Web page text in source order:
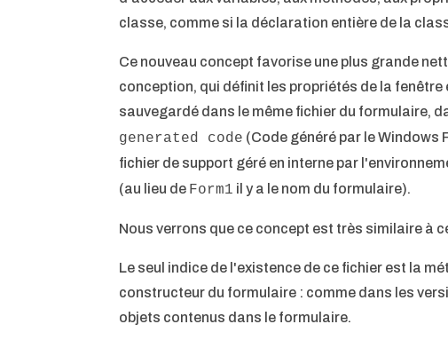
classe, comme si la déclaration entière de la
Ce nouveau concept favorise une plus grande
conception, qui définit les propriétés de la
sauvegardé dans le même fichier du formulaire,
generated code (Code généré par le
fichier de support géré en interne par
(au lieu de Form1 il y a le nom du formulaire).
Nous verrons que ce concept est très similaire à
Le seul indice de l'existence de ce fichier est la
constructeur du formulaire : comme dans les
objets contenus dans le formulaire.